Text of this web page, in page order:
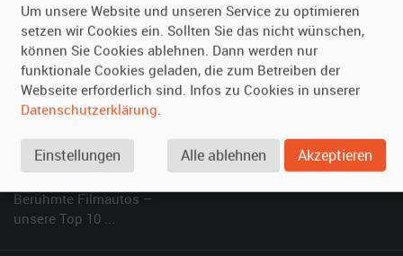
Vermieten
Oldtimer anmelden
Fotos senden
Fragen für Vermieter
Hilfe
Häufige Fragen (FAQ)
So funktioniert's
Berühmte Filmautos –
unsere Top 10 ...
Um unsere Website und unseren Service zu optimieren
setzen wir Cookies ein. Sollten Sie das nicht wünschen,
können Sie Cookies ablehnen. Dann werden nur
funktionale Cookies geladen, die zum Betreiben der
Webseite erforderlich sind. Infos zu Cookies in unserer
Datenschutzerklärung.
Einstellungen Alle ablehnen Akzeptieren